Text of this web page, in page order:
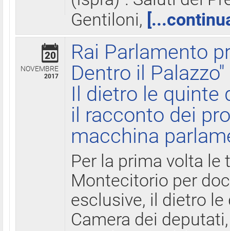
Gentiloni,
20
NOVEMBRE
2017
Rai Parlamento
Dentro il Palazzo"
Il dietro le quinte
il racconto dei
macchina
Per la prima volta le
Montecitorio per
esclusive, il dietro
Camera dei